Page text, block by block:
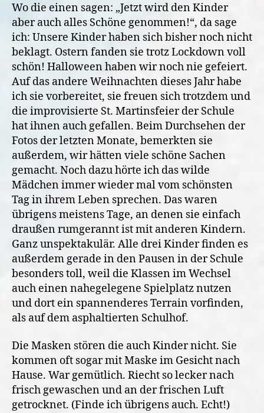
Wo die einen sagen: „Jetzt wird den Kinder
aber auch alles Schöne genommen!“, da sage
ich: Unsere Kinder haben sich bisher noch nicht
beklagt. Ostern fanden sie trotz Lockdown voll
schön! Halloween haben wir noch nie gefeiert.
Auf das andere Weihnachten dieses Jahr habe
ich sie vorbereitet, sie freuen sich trotzdem und
die improvisierte St. Martinsfeier der Schule
hat ihnen auch gefallen. Beim Durchsehen der
Fotos der letzten Monate, bemerkten sie
außerdem, wir hätten viele schöne Sachen
gemacht. Noch dazu hörte ich das wilde
Mädchen immer wieder mal vom schönsten
Tag in ihrem Leben sprechen. Das waren
übrigens meistens Tage, an denen sie einfach
draußen rumgerannt ist mit anderen Kindern.
Ganz unspektakulär. Alle drei Kinder finden es
außerdem gerade in den Pausen in der Schule
besonders toll, weil die Klassen im Wechsel
auch einen nahegelegene Spielplatz nutzen
und dort ein spannenderes Terrain vorfinden,
als auf dem asphaltierten Schulhof.
Die Masken stören die auch Kinder nicht. Sie
kommen oft sogar mit Maske im Gesicht nach
Hause. War gemütlich. Riecht so lecker nach
frisch gewaschen und an der frischen Luft
getrocknet. (Finde ich übrigens auch. Echt!)